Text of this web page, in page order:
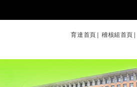
育達首頁| 稽核組首頁|